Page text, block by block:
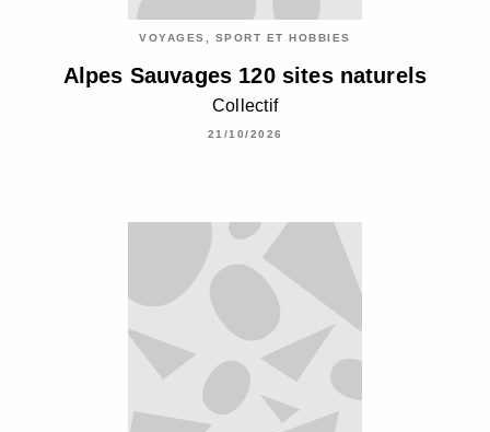
VOYAGES, SPORT ET HOBBIES
Alpes Sauvages 120 sites naturels
Collectif
21/10/2026